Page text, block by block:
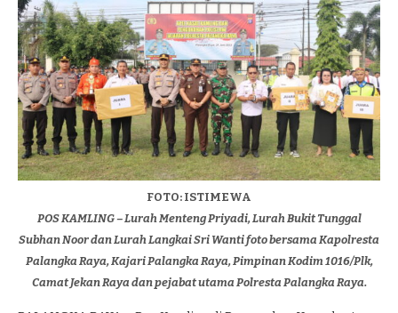
FOTO: ISTIMEWA
POS KAMLING – Lurah Menteng Priyadi, Lurah Bukit Tunggal
Subhan Noor dan Lurah Langkai Sri Wanti foto bersama Kapolresta
Palangka Raya, Kajari Palangka Raya, Pimpinan Kodim 1016/Plk,
Camat Jekan Raya dan pejabat utama Polresta Palangka Raya.